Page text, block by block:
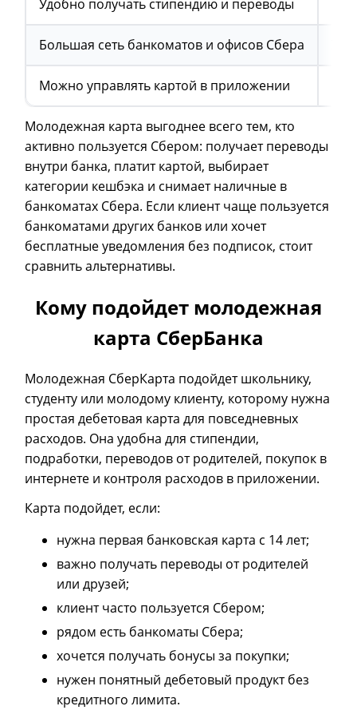
Удобно получать стипендию и переводы
Большая сеть банкоматов и офисов Сбера
Можно управлять картой в приложении
Молодежная карта выгоднее всего тем, кто
активно пользуется Сбером: получает переводы
внутри банка, платит картой, выбирает
категории кешбэка и снимает наличные в
банкоматах Сбера. Если клиент чаще пользуется
банкоматами других банков или хочет
бесплатные уведомления без подписок, стоит
сравнить альтернативы.
Кому подойдет молодежная
карта СберБанка
Молодежная СберКарта подойдет школьнику,
студенту или молодому клиенту, которому нужна
простая дебетовая карта для повседневных
расходов. Она удобна для стипендии,
подработки, переводов от родителей, покупок в
интернете и контроля расходов в приложении.
Карта подойдет, если:
нужна первая банковская карта с 14 лет;
важно получать переводы от родителей
или друзей;
клиент часто пользуется Сбером;
рядом есть банкоматы Сбера;
хочется получать бонусы за покупки;
нужен понятный дебетовый продукт без
кредитного лимита.